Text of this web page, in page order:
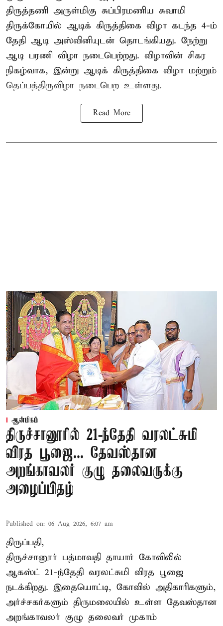
திருத்தணி அருள்மிகு சுப்பிரமணிய சுவாமி
திருக்கோயில் ஆடிக் கிருத்திகை விழா கடந்த 4-ம்
தேதி ஆடி அஸ்வினியுடன் தொடங்கியது. நேற்று
ஆடி பரணி விழா நடைபெற்றது. விழாவின் சிகர
நிகழ்வாக, இன்று ஆடிக் கிருத்திகை விழா மற்றும்
தெப்பத்திருவிழா நடைபெற உள்ளது.
Read More
ஆன்மிகம்
திருச்சானூரில் 21-ந்தேதி வரலட்சுமி
விரத பூஜை... தேவஸ்தான
அறங்காவலர் குழு தலைவருக்கு
அழைப்பிதழ்
Published on: 06 Aug 2026, 6:07 am
திருப்பதி,
திருச்சானூர் பத்மாவதி தாயார் கோவிலில்
ஆகஸ்ட் 21-ந்தேதி வரலட்சுமி விரத பூஜை
நடக்கிறது. இதையொட்டி, கோவில் அதிகாரிகளும்,
அர்ச்சகர்களும் திருமலையில் உள்ள தேவஸ்தான
அறங்காவலர் குழு தலைவர் முகாம்